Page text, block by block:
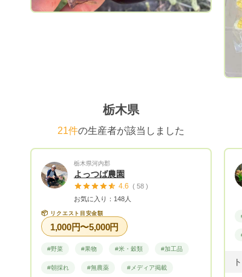
す。 肥料
栃木県
21件の生産者が該当しました
栃木県河内郡
よっつば農園
4.6 ( 58 )
お気に入り：148人
📦 リクエスト目安金額
1,000円〜5,000円
#野菜 #果物 #米・穀類 #加工品
#朝採れ #無農薬 #メディア掲載